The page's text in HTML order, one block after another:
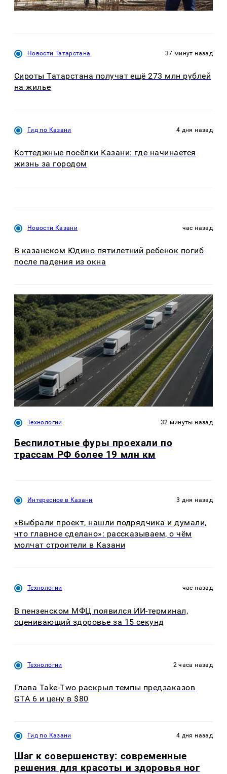
Новости Татарстана 37 минут назад
Сироты Татарстана получат ещё 273 млн рублей
на жилье
Гид по Казани 4 дня назад
Коттеджные посёлки Казани: где начинается
жизнь за городом
Новости Казани час назад
В казанском Юдино пятилетний ребенок погиб
после падения из окна
Технологии 32 минуты назад
Беспилотные фуры проехали по
трассам РФ более 19 млн км
Интересное в Казани 3 дня назад
«Выбрали проект, нашли подрядчика и думали,
что главное сделано»: рассказываем, о чём
молчат строители в Казани
Технологии час назад
В пензенском МФЦ появился ИИ-терминал,
оценивающий здоровье за 15 секунд
Технологии 2 часа назад
Глава Take-Two раскрыл темпы предзаказов
GTA 6 и цену в $80
Гид по Казани 4 дня назад
Шаг к совершенству: современные
решения для красоты и здоровья ног